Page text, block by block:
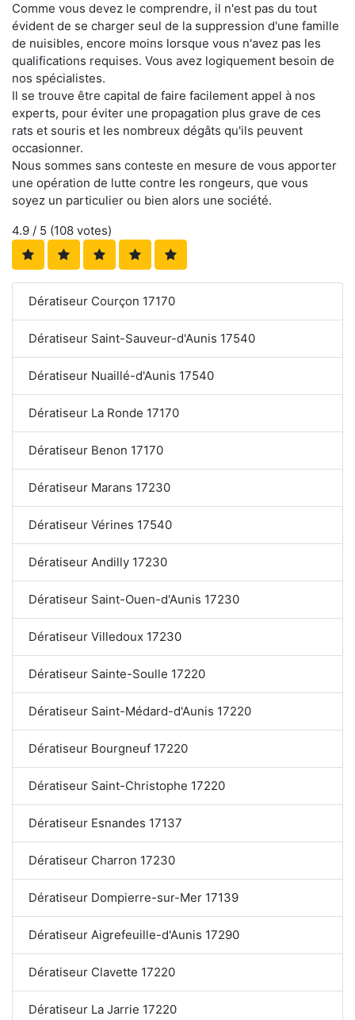
Comme vous devez le comprendre, il n'est pas du tout
évident de se charger seul de la suppression d'une famille
de nuisibles, encore moins lorsque vous n'avez pas les
qualifications requises. Vous avez logiquement besoin de
nos spécialistes.
Il se trouve être capital de faire facilement appel à nos
experts, pour éviter une propagation plus grave de ces
rats et souris et les nombreux dégâts qu'ils peuvent
occasionner.
Nous sommes sans conteste en mesure de vous apporter
une opération de lutte contre les rongeurs, que vous
soyez un particulier ou bien alors une société.
4.9 / 5 (108 votes)
Dératiseur Courçon 17170
Dératiseur Saint-Sauveur-d'Aunis 17540
Dératiseur Nuaillé-d'Aunis 17540
Dératiseur La Ronde 17170
Dératiseur Benon 17170
Dératiseur Marans 17230
Dératiseur Vérines 17540
Dératiseur Andilly 17230
Dératiseur Saint-Ouen-d'Aunis 17230
Dératiseur Villedoux 17230
Dératiseur Sainte-Soulle 17220
Dératiseur Saint-Médard-d'Aunis 17220
Dératiseur Bourgneuf 17220
Dératiseur Saint-Christophe 17220
Dératiseur Esnandes 17137
Dératiseur Charron 17230
Dératiseur Dompierre-sur-Mer 17139
Dératiseur Aigrefeuille-d'Aunis 17290
Dératiseur Clavette 17220
Dératiseur La Jarrie 17220